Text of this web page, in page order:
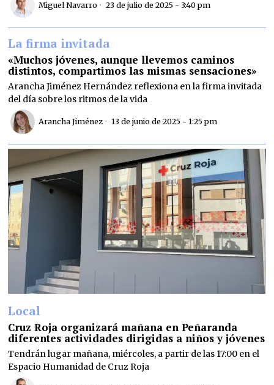
Miguel Navarro 23 de julio de 2025 - 3:40 pm
La firma invitada
«Muchos jóvenes, aunque llevemos caminos
distintos, compartimos las mismas sensaciones»
Arancha Jiménez Hernández reflexiona en la firma invitada
del día sobre los ritmos de la vida
Arancha Jiménez 13 de junio de 2025 - 1:25 pm
Local
Cruz Roja organizará mañana en Peñaranda
diferentes actividades dirigidas a niños y jóvenes
Tendrán lugar mañana, miércoles, a partir de las 17:00 en el
Espacio Humanidad de Cruz Roja